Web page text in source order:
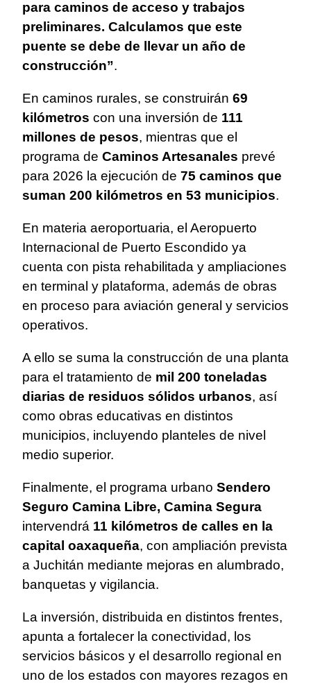
para caminos de acceso y trabajos
preliminares. Calculamos que este
puente se debe de llevar un año de
construcción”.
En caminos rurales, se construirán 69
kilómetros con una inversión de 111
millones de pesos, mientras que el
programa de Caminos Artesanales prevé
para 2026 la ejecución de 75 caminos que
suman 200 kilómetros en 53 municipios.
En materia aeroportuaria, el Aeropuerto
Internacional de Puerto Escondido ya
cuenta con pista rehabilitada y ampliaciones
en terminal y plataforma, además de obras
en proceso para aviación general y servicios
operativos.
A ello se suma la construcción de una planta
para el tratamiento de mil 200 toneladas
diarias de residuos sólidos urbanos, así
como obras educativas en distintos
municipios, incluyendo planteles de nivel
medio superior.
Finalmente, el programa urbano Sendero
Seguro Camina Libre, Camina Segura
intervendrá 11 kilómetros de calles en la
capital oaxaqueña, con ampliación prevista
a Juchitán mediante mejoras en alumbrado,
banquetas y vigilancia.
La inversión, distribuida en distintos frentes,
apunta a fortalecer la conectividad, los
servicios básicos y el desarrollo regional en
uno de los estados con mayores rezagos en